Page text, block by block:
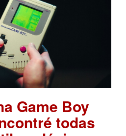
Game Boy
todas